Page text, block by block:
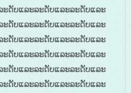
ດັບແລະລະດັບແລະລະດັບແລະ
ດັບແລະລະດັບແລະລະດັບແລະ
ດັບແລະລະດັບແລະລະດັບແລະ
ດັບແລະລະດັບແລະລະດັບແລະ
ດັບແລະລະດັບແລະລະດັບແລະ
ດັບແລະລະດັບແລະລະດັບແລະ